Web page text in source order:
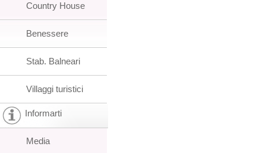
Country House
Benessere
Stab. Balneari
Villaggi turistici
Informarti
Media